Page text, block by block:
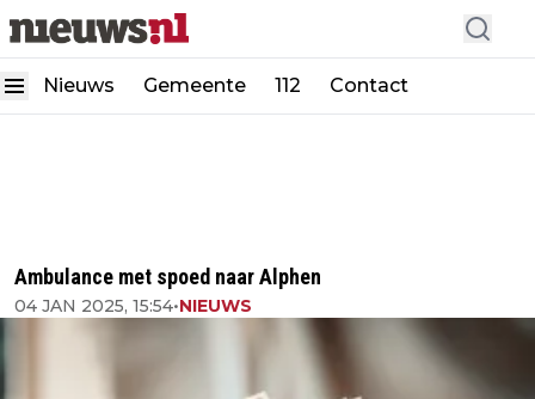
Nieuws Gemeente 112 Contact
Ambulance met spoed naar Alphen
04 JAN 2025, 15:54•NIEUWS